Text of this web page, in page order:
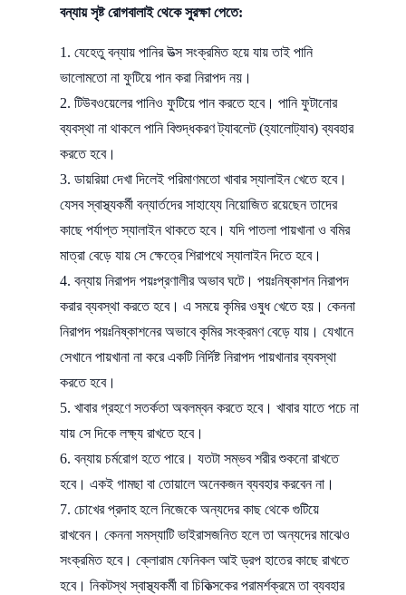
বন্যায় সৃষ্ট রোগবালাই থেকে সুরক্ষা পেতে:
যেহেতু বন্যায় পানির উত্স সংক্রমিত হয়ে যায় তাই পানি
ভালোমতো না ফুটিয়ে পান করা নিরাপদ নয়।
টিউবওয়েলের পানিও ফুটিয়ে পান করতে হবে। পানি ফুটানোর
ব্যবস্থা না থাকলে পানি বিশুদ্ধকরণ ট্যাবলেট (হ্যালোট্যাব) ব্যবহার
করতে হবে।
ডায়রিয়া দেখা দিলেই পরিমাণমতো খাবার স্যালাইন খেতে হবে।
যেসব স্বাস্থ্যকর্মী বন্যার্তদের সাহায্যে নিয়োজিত রয়েছেন তাদের
কাছে পর্যাপ্ত স্যালাইন থাকতে হবে। যদি পাতলা পায়খানা ও বমির
মাত্রা বেড়ে যায় সে ক্ষেত্রে শিরাপথে স্যালাইন দিতে হবে।
বন্যায় নিরাপদ পয়ঃপ্রণালীর অভাব ঘটে। পয়ঃনিষ্কাশন নিরাপদ
করার ব্যবস্থা করতে হবে। এ সময়ে কৃমির ওষুধ খেতে হয়। কেননা
নিরাপদ পয়ঃনিষ্কাশনের অভাবে কৃমির সংক্রমণ বেড়ে যায়। যেখানে
সেখানে পায়খানা না করে একটি নির্দিষ্ট নিরাপদ পায়খানার ব্যবস্থা
করতে হবে।
খাবার গ্রহণে সতর্কতা অবলম্বন করতে হবে। খাবার যাতে পচে না
যায় সে দিকে লক্ষ্য রাখতে হবে।
বন্যায় চর্মরোগ হতে পারে। যতটা সম্ভব শরীর শুকনো রাখতে
হবে। একই গামছা বা তোয়ালে অনেকজন ব্যবহার করবেন না।
চোখের প্রদাহ হলে নিজেকে অন্যদের কাছ থেকে গুটিয়ে
রাখবেন। কেননা সমস্যাটি ভাইরাসজনিত হলে তা অন্যদের মাঝেও
সংক্রমিত হবে। ক্লোরাম ফেনিকল আই ড্রপ হাতের কাছে রাখতে
হবে। নিকটস্থ স্বাস্থ্যকর্মী বা চিকিত্সকের পরামর্শক্রমে তা ব্যবহার